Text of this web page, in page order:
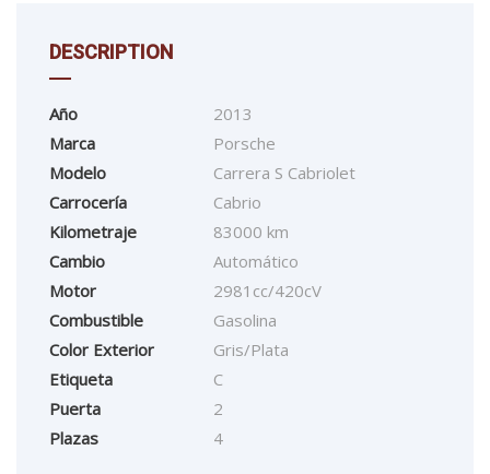
DESCRIPTION
Año
2013
Marca
Porsche
Modelo
Carrera S Cabriolet
Carrocería
Cabrio
Kilometraje
83000 km
Cambio
Automático
Motor
2981cc/420cV
Combustible
Gasolina
Color Exterior
Gris/Plata
Etiqueta
C
Puerta
2
Plazas
4